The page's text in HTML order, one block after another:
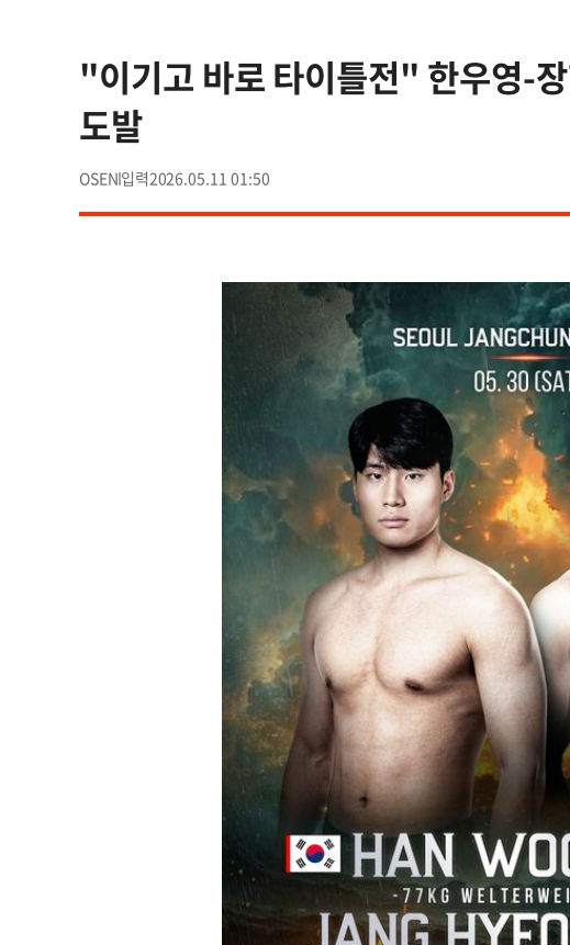
"이기고 바로 타이틀전" 한우영-
도발
OSEN 2026.05.11 01:50